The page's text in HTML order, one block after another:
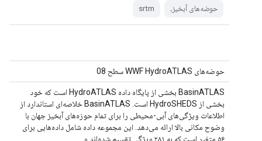
حوضه‌های آبخیز، srtm
حوضه‌های WWF HydroATLAS سطح 08
BasinATLAS بخشی از پایگاه داده HydroATLAS است که خود
بخشی از HydroSHEDS است. BasinATLAS خلاصه‌ای استاندارد از
اطلاعات ویژگی‌های آبی-محیطی را برای تمام حوزه‌های آبخیز جهان با
وضوح مکانی بالا ارائه می‌دهد. این مجموعه داده شامل داده‌هایی برای
۵۶ متغیر است که به ۲۸۱ ویژگی تقسیم شده‌اند و ...